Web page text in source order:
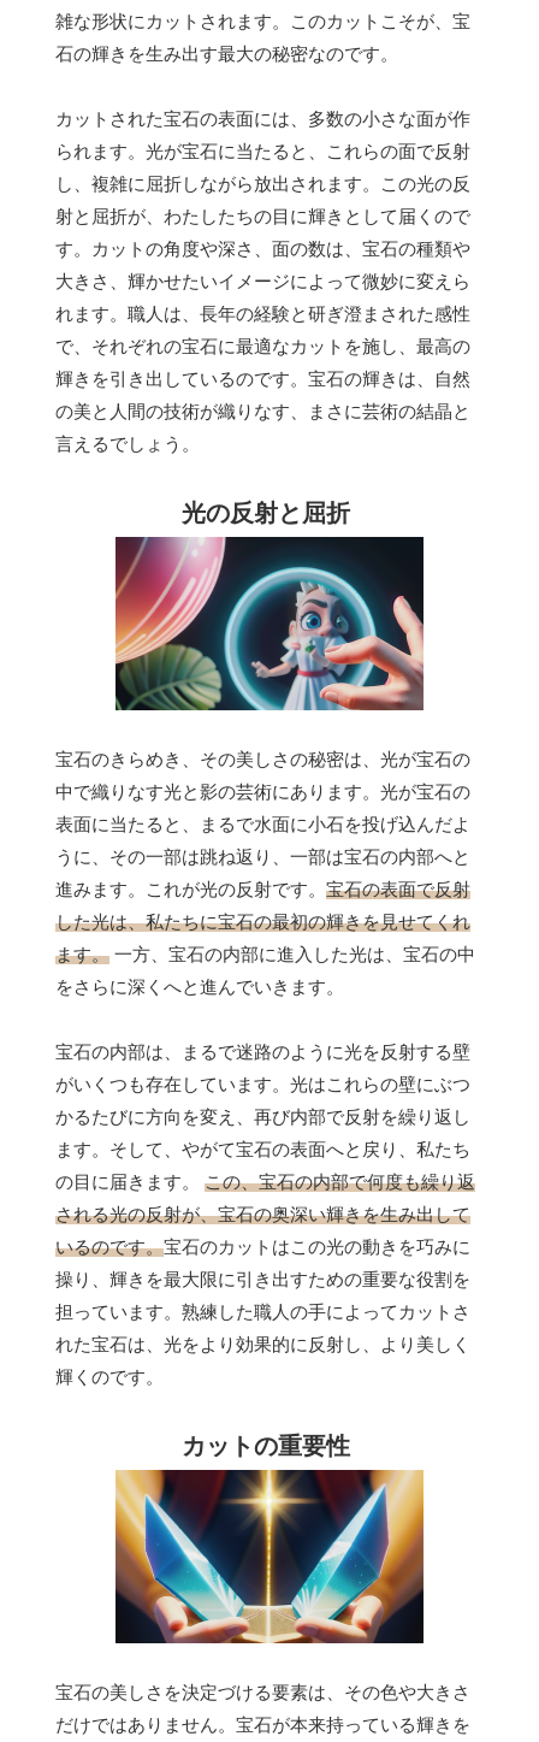
雑な形状にカットされます。このカットこそが、宝
石の輝きを生み出す最大の秘密なのです。
カットされた宝石の表面には、多数の小さな面が作
られます。光が宝石に当たると、これらの面で反射
し、複雑に屈折しながら放出されます。この光の反
射と屈折が、わたしたちの目に輝きとして届くので
す。カットの角度や深さ、面の数は、宝石の種類や
大きさ、輝かせたいイメージによって微妙に変えら
れます。職人は、長年の経験と研ぎ澄まされた感性
で、それぞれの宝石に最適なカットを施し、最高の
輝きを引き出しているのです。宝石の輝きは、自然
の美と人間の技術が織りなす、まさに芸術の結晶と
言えるでしょう。
光の反射と屈折
宝石のきらめき、その美しさの秘密は、光が宝石の
中で織りなす光と影の芸術にあります。光が宝石の
表面に当たると、まるで水面に小石を投げ込んだよ
うに、その一部は跳ね返り、一部は宝石の内部へと
進みます。これが光の反射です。 宝石の表面で反射
した光は、私たちに宝石の最初の輝きを見せてくれ
ます。 一方、宝石の内部に進入した光は、宝石の中
をさらに深くへと進んでいきます。
宝石の内部は、まるで迷路のように光を反射する壁
がいくつも存在しています。光はこれらの壁にぶつ
かるたびに方向を変え、再び内部で反射を繰り返し
ます。そして、やがて宝石の表面へと戻り、私たち
の目に届きます。 この、宝石の内部で何度も繰り返
される光の反射が、宝石の奥深い輝きを生み出して
いるのです。宝石のカットはこの光の動きを巧みに
操り、輝きを最大限に引き出すための重要な役割を
担っています。熟練した職人の手によってカットさ
れた宝石は、光をより効果的に反射し、より美しく
輝くのです。
カットの重要性
宝石の美しさを決定づける要素は、その色や大きさ
だけではありません。宝石が本来持っている輝きを